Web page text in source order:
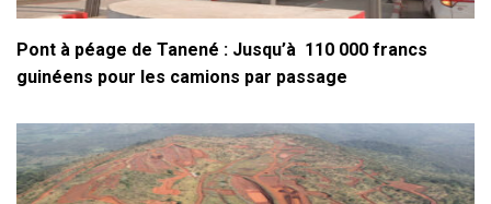
Pont à péage de Tanené : Jusqu’à 110 000 francs
guinéens pour les camions par passage